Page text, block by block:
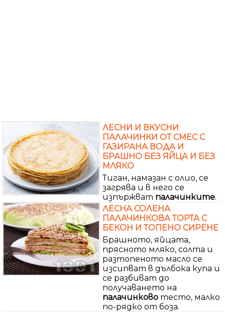
ЛЕСНИ И ВКУСНИ
ПАЛАЧИНКИ ОТ СМЕС С
ГАЗИРАНА ВОДА И
БРАШНО БЕЗ ЯЙЦА И БЕЗ
МЛЯКО
Тиган, намазан с олио, се
загрява и в него се
изпържват палачинките.
ЛЕСНА СОЛЕНА
ПАЛАЧИНКОВА ТОРТА С
БЕКОН И ТОПЕНО СИРЕНЕ
Брашното, яйцата,
прясното мляко, солта и
разтопеното масло се
изсипват в дълбока купа и
се разбиват до
получаването на
палачинково тесто, малко
по-рядко от боза.